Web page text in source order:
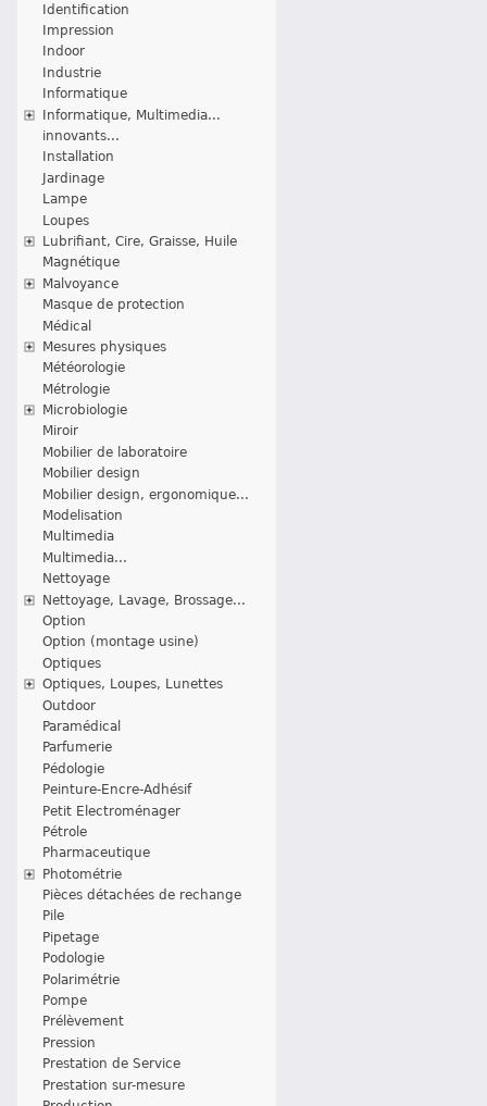
Identification
Impression
Indoor
Industrie
Informatique
Informatique, Multimedia...
innovants...
Installation
Jardinage
Lampe
Loupes
Lubrifiant, Cire, Graisse, Huile
Magnétique
Malvoyance
Masque de protection
Médical
Mesures physiques
Météorologie
Métrologie
Microbiologie
Miroir
Mobilier de laboratoire
Mobilier design
Mobilier design, ergonomique...
Modelisation
Multimedia
Multimedia...
Nettoyage
Nettoyage, Lavage, Brossage...
Option
Option (montage usine)
Optiques
Optiques, Loupes, Lunettes
Outdoor
Paramédical
Parfumerie
Pédologie
Peinture-Encre-Adhésif
Petit Electroménager
Pétrole
Pharmaceutique
Photométrie
Pièces détachées de rechange
Pile
Pipetage
Podologie
Polarimétrie
Pompe
Prélèvement
Pression
Prestation de Service
Prestation sur-mesure